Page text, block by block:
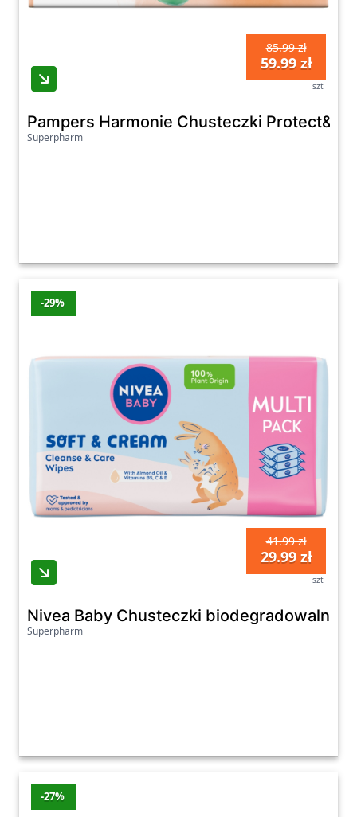
85.99 zł
59.99 zł
szt
Pampers Harmonie Chusteczki
Superpharm
-29%
41.99 zł
29.99 zł
szt
Nivea Baby Chusteczki biodegradowalne
Superpharm
-27%